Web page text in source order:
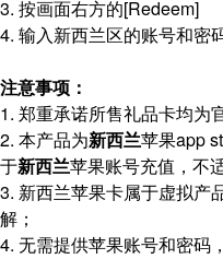
3. 按画面右方的[Redeem]
4. 输入新西兰区的账号和密
注意事项：
1. 郑重承诺所售礼品卡均为
2. 本产品为新西兰苹果app
于新西兰苹果账号充值，不
3. 新西兰苹果卡属于虚拟产
解；
4. 无需提供苹果账号和密码